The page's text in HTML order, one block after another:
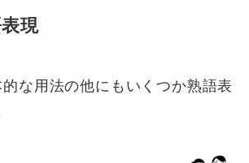
現
な用法の他にもいくつか熟語表